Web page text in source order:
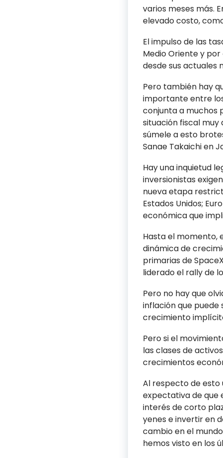
varios meses más.
elevado costo,
El impulso de las
Medio Oriente y
desde sus actuales
Pero también hay
importante entre
conjunta a muchos
situación fiscal
súmele a esto
Sanae Takaichi en
Hay una inquietud
inversionistas
nueva etapa
Estados Unidos;
económica que
Hasta el momento,
dinámica de
primarias de
liderado el rally de
Pero no hay que
inflación que
crecimiento
Pero si el
las clases de
crecimientos
Al respecto de esto
expectativa de que
interés de corto
yenes e invertir en
cambio en el
hemos visto en los